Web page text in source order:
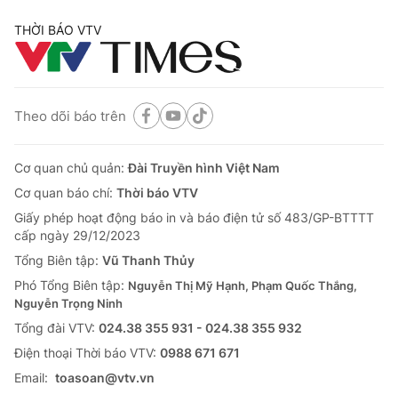
thông tin từ website này.
THỜI BÁO VTV
Theo dõi báo trên
Cơ quan chủ quản:Đài Truyền hình Việt Nam
Cơ quan báo chí: Thời báo VTV
Giấy phép hoạt động báo in và báo điện tử số 483/GP-BTTTT
cấp ngày 29/12/2023
Tổng Biên tập: Vũ Thanh Thủy
Phó Tổng Biên tập: Nguyễn Thị Mỹ Hạnh, Phạm Quốc Thắng,
Nguyễn Trọng Ninh
Tổng đài VTV: 024.38 355 931 - 024.38 355 932
Ðiện thoại Thời báo VTV: 0988 671 671
Email: toasoan@vtv.vn